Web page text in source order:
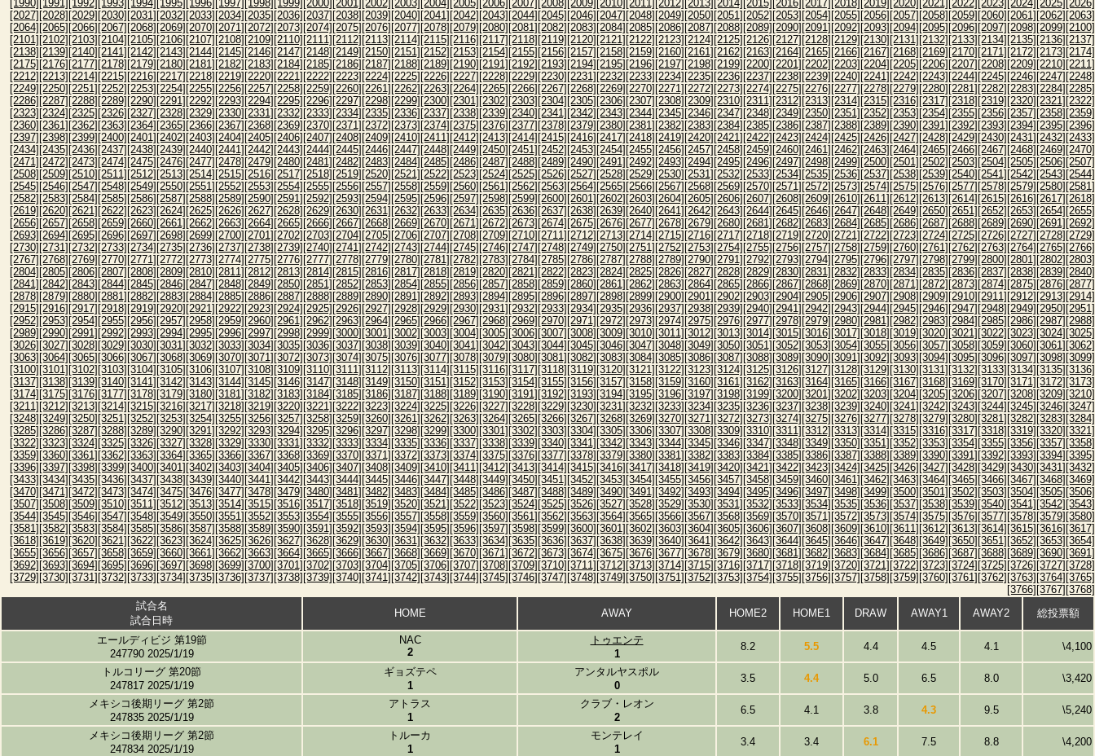
[1990] [1991] [1992] [1993] [1994] [1995] [1996] [1997] [1998] [1999] [2000] [2001] [2002] [2003] [2004] [2005] [2006] [2007] [2008] [2009] [2010] [2011] [2012] [2013] [2014] [2015] [2016] [2017] [2018] [2019] [2020] [2021] [2022] [2023] [2024] [2025] [2026]
[2027] [2028] [2029] [2030] [2031] [2032] [2033] [2034] [2035] [2036] [2037] [2038] [2039] [2040] [2041] [2042] [2043] [2044] [2045] [2046] [2047] [2048] [2049] [2050] [2051] [2052] [2053] [2054] [2055] [2056] [2057] [2058] [2059] [2060] [2061] [2062] [2063]
[2064] [2065] [2066] [2067] [2068] [2069] [2070] [2071] [2072] [2073] [2074] [2075] [2076] [2077] [2078] [2079] [2080] [2081] [2082] [2083] [2084] [2085] [2086] [2087] [2088] [2089] [2090] [2091] [2092] [2093] [2094] [2095] [2096] [2097] [2098] [2099] [2100]
[2101] [2102] [2103] [2104] [2105] [2106] [2107] [2108] [2109] [2110] [2111] [2112] [2113] [2114] [2115] [2116] [2117] [2118] [2119] [2120] [2121] [2122] [2123] [2124] [2125] [2126] [2127] [2128] [2129] [2130] [2131] [2132] [2133] [2134] [2135] [2136] [2137]
[2138] [2139] [2140] [2141] [2142] [2143] [2144] [2145] [2146] [2147] [2148] [2149] [2150] [2151] [2152] [2153] [2154] [2155] [2156] [2157] [2158] [2159] [2160] [2161] [2162] [2163] [2164] [2165] [2166] [2167] [2168] [2169] [2170] [2171] [2172] [2173] [2174]
[2175] [2176] [2177] [2178] [2179] [2180] [2181] [2182] [2183] [2184] [2185] [2186] [2187] [2188] [2189] [2190] [2191] [2192] [2193] [2194] [2195] [2196] [2197] [2198] [2199] [2200] [2201] [2202] [2203] [2204] [2205] [2206] [2207] [2208] [2209] [2210] [2211]
[2212] [2213] [2214] [2215] [2216] [2217] [2218] [2219] [2220] [2221] [2222] [2223] [2224] [2225] [2226] [2227] [2228] [2229] [2230] [2231] [2232] [2233] [2234] [2235] [2236] [2237] [2238] [2239] [2240] [2241] [2242] [2243] [2244] [2245] [2246] [2247] [2248]
[2249] [2250] [2251] [2252] [2253] [2254] [2255] [2256] [2257] [2258] [2259] [2260] [2261] [2262] [2263] [2264] [2265] [2266] [2267] [2268] [2269] [2270] [2271] [2272] [2273] [2274] [2275] [2276] [2277] [2278] [2279] [2280] [2281] [2282] [2283] [2284] [2285]
[2286] [2287] [2288] [2289] [2290] [2291] [2292] [2293] [2294] [2295] [2296] [2297] [2298] [2299] [2300] [2301] [2302] [2303] [2304] [2305] [2306] [2307] [2308] [2309] [2310] [2311] [2312] [2313] [2314] [2315] [2316] [2317] [2318] [2319] [2320] [2321] [2322]
[2323] [2324] [2325] [2326] [2327] [2328] [2329] [2330] [2331] [2332] [2333] [2334] [2335] [2336] [2337] [2338] [2339] [2340] [2341] [2342] [2343] [2344] [2345] [2346] [2347] [2348] [2349] [2350] [2351] [2352] [2353] [2354] [2355] [2356] [2357] [2358] [2359]
[2360] [2361] [2362] [2363] [2364] [2365] [2366] [2367] [2368] [2369] [2370] [2371] [2372] [2373] [2374] [2375] [2376] [2377] [2378] [2379] [2380] [2381] [2382] [2383] [2384] [2385] [2386] [2387] [2388] [2389] [2390] [2391] [2392] [2393] [2394] [2395] [2396]
[2397] [2398] [2399] [2400] [2401] [2402] [2403] [2404] [2405] [2406] [2407] [2408] [2409] [2410] [2411] [2412] [2413] [2414] [2415] [2416] [2417] [2418] [2419] [2420] [2421] [2422] [2423] [2424] [2425] [2426] [2427] [2428] [2429] [2430] [2431] [2432] [2433]
[2434] [2435] [2436] [2437] [2438] [2439] [2440] [2441] [2442] [2443] [2444] [2445] [2446] [2447] [2448] [2449] [2450] [2451] [2452] [2453] [2454] [2455] [2456] [2457] [2458] [2459] [2460] [2461] [2462] [2463] [2464] [2465] [2466] [2467] [2468] [2469] [2470]
[2471] [2472] [2473] [2474] [2475] [2476] [2477] [2478] [2479] [2480] [2481] [2482] [2483] [2484] [2485] [2486] [2487] [2488] [2489] [2490] [2491] [2492] [2493] [2494] [2495] [2496] [2497] [2498] [2499] [2500] [2501] [2502] [2503] [2504] [2505] [2506] [2507]
[2508] [2509] [2510] [2511] [2512] [2513] [2514] [2515] [2516] [2517] [2518] [2519] [2520] [2521] [2522] [2523] [2524] [2525] [2526] [2527] [2528] [2529] [2530] [2531] [2532] [2533] [2534] [2535] [2536] [2537] [2538] [2539] [2540] [2541] [2542] [2543] [2544]
[2545] [2546] [2547] [2548] [2549] [2550] [2551] [2552] [2553] [2554] [2555] [2556] [2557] [2558] [2559] [2560] [2561] [2562] [2563] [2564] [2565] [2566] [2567] [2568] [2569] [2570] [2571] [2572] [2573] [2574] [2575] [2576] [2577] [2578] [2579] [2580] [2581]
[2582] [2583] [2584] [2585] [2586] [2587] [2588] [2589] [2590] [2591] [2592] [2593] [2594] [2595] [2596] [2597] [2598] [2599] [2600] [2601] [2602] [2603] [2604] [2605] [2606] [2607] [2608] [2609] [2610] [2611] [2612] [2613] [2614] [2615] [2616] [2617] [2618]
[2619] [2620] [2621] [2622] [2623] [2624] [2625] [2626] [2627] [2628] [2629] [2630] [2631] [2632] [2633] [2634] [2635] [2636] [2637] [2638] [2639] [2640] [2641] [2642] [2643] [2644] [2645] [2646] [2647] [2648] [2649] [2650] [2651] [2652] [2653] [2654] [2655]
[2656] [2657] [2658] [2659] [2660] [2661] [2662] [2663] [2664] [2665] [2666] [2667] [2668] [2669] [2670] [2671] [2672] [2673] [2674] [2675] [2676] [2677] [2678] [2679] [2680] [2681] [2682] [2683] [2684] [2685] [2686] [2687] [2688] [2689] [2690] [2691] [2692]
[2693] [2694] [2695] [2696] [2697] [2698] [2699] [2700] [2701] [2702] [2703] [2704] [2705] [2706] [2707] [2708] [2709] [2710] [2711] [2712] [2713] [2714] [2715] [2716] [2717] [2718] [2719] [2720] [2721] [2722] [2723] [2724] [2725] [2726] [2727] [2728] [2729]
[2730] [2731] [2732] [2733] [2734] [2735] [2736] [2737] [2738] [2739] [2740] [2741] [2742] [2743] [2744] [2745] [2746] [2747] [2748] [2749] [2750] [2751] [2752] [2753] [2754] [2755] [2756] [2757] [2758] [2759] [2760] [2761] [2762] [2763] [2764] [2765] [2766]
[2767] [2768] [2769] [2770] [2771] [2772] [2773] [2774] [2775] [2776] [2777] [2778] [2779] [2780] [2781] [2782] [2783] [2784] [2785] [2786] [2787] [2788] [2789] [2790] [2791] [2792] [2793] [2794] [2795] [2796] [2797] [2798] [2799] [2800] [2801] [2802] [2803]
[2804] [2805] [2806] [2807] [2808] [2809] [2810] [2811] [2812] [2813] [2814] [2815] [2816] [2817] [2818] [2819] [2820] [2821] [2822] [2823] [2824] [2825] [2826] [2827] [2828] [2829] [2830] [2831] [2832] [2833] [2834] [2835] [2836] [2837] [2838] [2839] [2840]
[2841] [2842] [2843] [2844] [2845] [2846] [2847] [2848] [2849] [2850] [2851] [2852] [2853] [2854] [2855] [2856] [2857] [2858] [2859] [2860] [2861] [2862] [2863] [2864] [2865] [2866] [2867] [2868] [2869] [2870] [2871] [2872] [2873] [2874] [2875] [2876] [2877]
[2878] [2879] [2880] [2881] [2882] [2883] [2884] [2885] [2886] [2887] [2888] [2889] [2890] [2891] [2892] [2893] [2894] [2895] [2896] [2897] [2898] [2899] [2900] [2901] [2902] [2903] [2904] [2905] [2906] [2907] [2908] [2909] [2910] [2911] [2912] [2913] [2914]
[2915] [2916] [2917] [2918] [2919] [2920] [2921] [2922] [2923] [2924] [2925] [2926] [2927] [2928] [2929] [2930] [2931] [2932] [2933] [2934] [2935] [2936] [2937] [2938] [2939] [2940] [2941] [2942] [2943] [2944] [2945] [2946] [2947] [2948] [2949] [2950] [2951]
[2952] [2953] [2954] [2955] [2956] [2957] [2958] [2959] [2960] [2961] [2962] [2963] [2964] [2965] [2966] [2967] [2968] [2969] [2970] [2971] [2972] [2973] [2974] [2975] [2976] [2977] [2978] [2979] [2980] [2981] [2982] [2983] [2984] [2985] [2986] [2987] [2988]
[2989] [2990] [2991] [2992] [2993] [2994] [2995] [2996] [2997] [2998] [2999] [3000] [3001] [3002] [3003] [3004] [3005] [3006] [3007] [3008] [3009] [3010] [3011] [3012] [3013] [3014] [3015] [3016] [3017] [3018] [3019] [3020] [3021] [3022] [3023] [3024] [3025]
[3026] [3027] [3028] [3029] [3030] [3031] [3032] [3033] [3034] [3035] [3036] [3037] [3038] [3039] [3040] [3041] [3042] [3043] [3044] [3045] [3046] [3047] [3048] [3049] [3050] [3051] [3052] [3053] [3054] [3055] [3056] [3057] [3058] [3059] [3060] [3061] [3062]
[3063] [3064] [3065] [3066] [3067] [3068] [3069] [3070] [3071] [3072] [3073] [3074] [3075] [3076] [3077] [3078] [3079] [3080] [3081] [3082] [3083] [3084] [3085] [3086] [3087] [3088] [3089] [3090] [3091] [3092] [3093] [3094] [3095] [3096] [3097] [3098] [3099]
[3100] [3101] [3102] [3103] [3104] [3105] [3106] [3107] [3108] [3109] [3110] [3111] [3112] [3113] [3114] [3115] [3116] [3117] [3118] [3119] [3120] [3121] [3122] [3123] [3124] [3125] [3126] [3127] [3128] [3129] [3130] [3131] [3132] [3133] [3134] [3135] [3136]
[3137] [3138] [3139] [3140] [3141] [3142] [3143] [3144] [3145] [3146] [3147] [3148] [3149] [3150] [3151] [3152] [3153] [3154] [3155] [3156] [3157] [3158] [3159] [3160] [3161] [3162] [3163] [3164] [3165] [3166] [3167] [3168] [3169] [3170] [3171] [3172] [3173]
[3174] [3175] [3176] [3177] [3178] [3179] [3180] [3181] [3182] [3183] [3184] [3185] [3186] [3187] [3188] [3189] [3190] [3191] [3192] [3193] [3194] [3195] [3196] [3197] [3198] [3199] [3200] [3201] [3202] [3203] [3204] [3205] [3206] [3207] [3208] [3209] [3210]
[3211] [3212] [3213] [3214] [3215] [3216] [3217] [3218] [3219] [3220] [3221] [3222] [3223] [3224] [3225] [3226] [3227] [3228] [3229] [3230] [3231] [3232] [3233] [3234] [3235] [3236] [3237] [3238] [3239] [3240] [3241] [3242] [3243] [3244] [3245] [3246] [3247]
[3248] [3249] [3250] [3251] [3252] [3253] [3254] [3255] [3256] [3257] [3258] [3259] [3260] [3261] [3262] [3263] [3264] [3265] [3266] [3267] [3268] [3269] [3270] [3271] [3272] [3273] [3274] [3275] [3276] [3277] [3278] [3279] [3280] [3281] [3282] [3283] [3284]
[3285] [3286] [3287] [3288] [3289] [3290] [3291] [3292] [3293] [3294] [3295] [3296] [3297] [3298] [3299] [3300] [3301] [3302] [3303] [3304] [3305] [3306] [3307] [3308] [3309] [3310] [3311] [3312] [3313] [3314] [3315] [3316] [3317] [3318] [3319] [3320] [3321]
[3322] [3323] [3324] [3325] [3326] [3327] [3328] [3329] [3330] [3331] [3332] [3333] [3334] [3335] [3336] [3337] [3338] [3339] [3340] [3341] [3342] [3343] [3344] [3345] [3346] [3347] [3348] [3349] [3350] [3351] [3352] [3353] [3354] [3355] [3356] [3357] [3358]
[3359] [3360] [3361] [3362] [3363] [3364] [3365] [3366] [3367] [3368] [3369] [3370] [3371] [3372] [3373] [3374] [3375] [3376] [3377] [3378] [3379] [3380] [3381] [3382] [3383] [3384] [3385] [3386] [3387] [3388] [3389] [3390] [3391] [3392] [3393] [3394] [3395]
[3396] [3397] [3398] [3399] [3400] [3401] [3402] [3403] [3404] [3405] [3406] [3407] [3408] [3409] [3410] [3411] [3412] [3413] [3414] [3415] [3416] [3417] [3418] [3419] [3420] [3421] [3422] [3423] [3424] [3425] [3426] [3427] [3428] [3429] [3430] [3431] [3432]
[3433] [3434] [3435] [3436] [3437] [3438] [3439] [3440] [3441] [3442] [3443] [3444] [3445] [3446] [3447] [3448] [3449] [3450] [3451] [3452] [3453] [3454] [3455] [3456] [3457] [3458] [3459] [3460] [3461] [3462] [3463] [3464] [3465] [3466] [3467] [3468] [3469]
[3470] [3471] [3472] [3473] [3474] [3475] [3476] [3477] [3478] [3479] [3480] [3481] [3482] [3483] [3484] [3485] [3486] [3487] [3488] [3489] [3490] [3491] [3492] [3493] [3494] [3495] [3496] [3497] [3498] [3499] [3500] [3501] [3502] [3503] [3504] [3505] [3506]
[3507] [3508] [3509] [3510] [3511] [3512] [3513] [3514] [3515] [3516] [3517] [3518] [3519] [3520] [3521] [3522] [3523] [3524] [3525] [3526] [3527] [3528] [3529] [3530] [3531] [3532] [3533] [3534] [3535] [3536] [3537] [3538] [3539] [3540] [3541] [3542] [3543]
[3544] [3545] [3546] [3547] [3548] [3549] [3550] [3551] [3552] [3553] [3554] [3555] [3556] [3557] [3558] [3559] [3560] [3561] [3562] [3563] [3564] [3565] [3566] [3567] [3568] [3569] [3570] [3571] [3572] [3573] [3574] [3575] [3576] [3577] [3578] [3579] [3580]
[3581] [3582] [3583] [3584] [3585] [3586] [3587] [3588] [3589] [3590] [3591] [3592] [3593] [3594] [3595] [3596] [3597] [3598] [3599] [3600] [3601] [3602] [3603] [3604] [3605] [3606] [3607] [3608] [3609] [3610] [3611] [3612] [3613] [3614] [3615] [3616] [3617]
[3618] [3619] [3620] [3621] [3622] [3623] [3624] [3625] [3626] [3627] [3628] [3629] [3630] [3631] [3632] [3633] [3634] [3635] [3636] [3637] [3638] [3639] [3640] [3641] [3642] [3643] [3644] [3645] [3646] [3647] [3648] [3649] [3650] [3651] [3652] [3653] [3654]
[3655] [3656] [3657] [3658] [3659] [3660] [3661] [3662] [3663] [3664] [3665] [3666] [3667] [3668] [3669] [3670] [3671] [3672] [3673] [3674] [3675] [3676] [3677] [3678] [3679] [3680] [3681] [3682] [3683] [3684] [3685] [3686] [3687] [3688] [3689] [3690] [3691]
[3692] [3693] [3694] [3695] [3696] [3697] [3698] [3699] [3700] [3701] [3702] [3703] [3704] [3705] [3706] [3707] [3708] [3709] [3710] [3711] [3712] [3713] [3714] [3715] [3716] [3717] [3718] [3719] [3720] [3721] [3722] [3723] [3724] [3725] [3726] [3727] [3728]
[3729] [3730] [3731] [3732] [3733] [3734] [3735] [3736] [3737] [3738] [3739] [3740] [3741] [3742] [3743] [3744] [3745] [3746] [3747] [3748] [3749] [3750] [3751] [3752] [3753] [3754] [3755] [3756] [3757] [3758] [3759] [3760] [3761] [3762] [3763] [3764] [3765]
[3766] [3767] [3768]
試合名
試合日時
HOME AWAY HOME2 HOME1 DRAW AWAY1 AWAY2 総投票額
エールディビジ 第19節
247790 2025/1/19
NAC
2
トゥエンテ
1
8.2 5.5 4.4 4.5 4.1 \4,100
トルコリーグ 第20節
247817 2025/1/19
ギョズテペ
1
アンタルヤスポル
0
3.5 4.4 5.0 6.5 8.0 \3,420
メキシコ後期リーグ 第2節
247835 2025/1/19
アトラス
1
クラブ・レオン
2
6.5 4.1 3.8 4.3 9.5 \5,240
メキシコ後期リーグ 第2節
247834 2025/1/19
トルーカ
1
モンテレイ
1
3.4 3.4 6.1 7.5 8.8 \4,200